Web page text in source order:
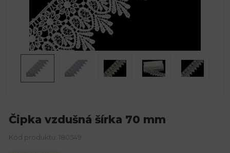
Čipka vzdušná šírka 70 mm
Kód produktu: 180549